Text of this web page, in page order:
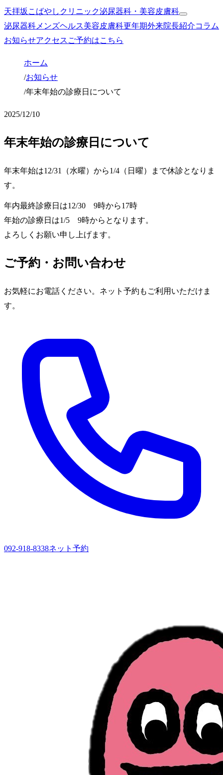
天拝坂こばやしクリニック泌尿器科・美容皮膚科
泌尿器科 メンズヘルス美容皮膚科更年期外来院長紹介コラム
お知らせアクセス ご予約はこちら
ホーム
/お知らせ
/年末年始の診療日について
2025/12/10
年末年始の診療日について
年末年始は12/31（水曜）から1/4（日曜）まで休診となりま
す。
年内最終診療日は12/30 9時から17時
年始の診療日は1/5 9時からとなります。
よろしくお願い申し上げます。
ご予約・お問い合わせ
お気軽にお電話ください。ネット予約もご利用いただけま
す。
092-918-8338ネット予約